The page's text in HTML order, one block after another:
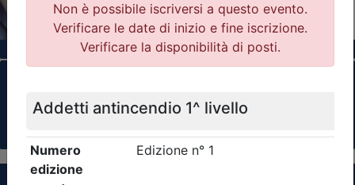
Il portale della formazione per Ordini e
Clicca qui - espandi la sezione dei filtri ricerca